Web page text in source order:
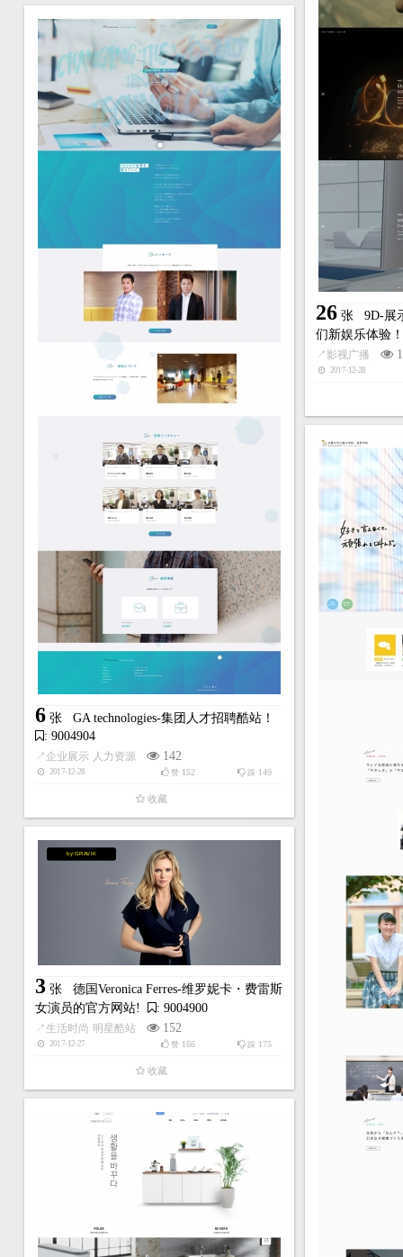
26 张 9D-展
们新娱乐体验！
↗ 影视广播
2017-12-28
6 张 GA technologies-集团人才招聘酷站！
: 9004904
↗企业展示 人力资源 142
2017-12-28 踩 149
赞 152
收藏
by:GRAVIK
3 张 德国Veronica Ferres-维罗妮卡・费雷斯
女演员的官方网站!
: 9004900
↗生活时尚 明星酷站 152
2017-12-27 踩 175
赞 166
收藏